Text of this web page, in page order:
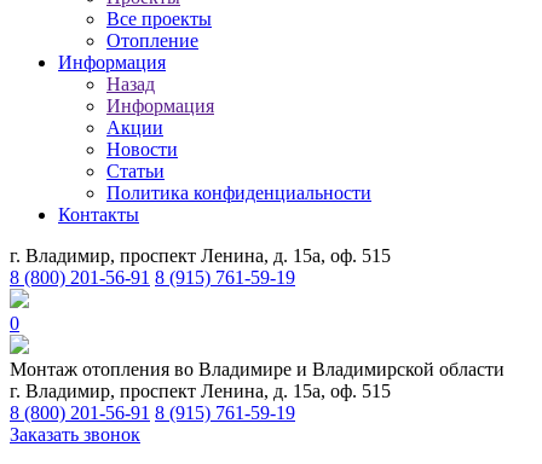
Все проекты
Отопление
Информация
Назад
Информация
Акции
Новости
Статьи
Политика конфиденциальности
Контакты
г. Владимир, проспект Ленина, д. 15а, оф. 515
8 (800) 201-56-91 8 (915) 761-59-19
0
Монтаж отопления во Владимире и Владимирской области
г. Владимир, проспект Ленина, д. 15а, оф. 515
8 (800) 201-56-91 8 (915) 761-59-19
Заказать звонок